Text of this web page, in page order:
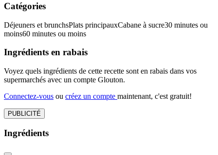
Catégories
Déjeuners et brunchsPlats principauxCabane à sucre30 minutes ou
moins60 minutes ou moins
Ingrédients en rabais
Voyez quels ingrédients de cette recette sont en rabais dans vos
supermarchés avec un compte Glouton.
Connectez-vous ou créez un compte maintenant, c'est gratuit!
PUBLICITÉ
Ingrédients